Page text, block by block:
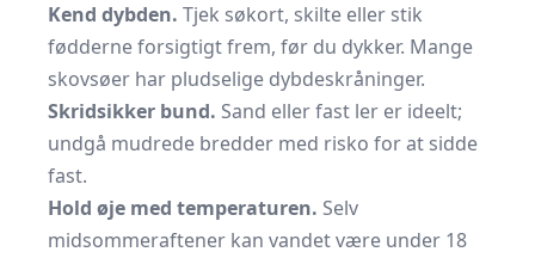
Kend dybden. Tjek søkort, skilte eller stik
fødderne forsigtigt frem, før du dykker. Mange
skovsøer har pludselige dybdeskråninger.
Skridsikker bund. Sand eller fast ler er ideelt;
undgå mudrede bredder med risko for at sidde
fast.
Hold øje med temperaturen. Selv
midsommeraftener kan vandet være under 18